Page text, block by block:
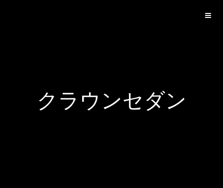
クラウンセダン